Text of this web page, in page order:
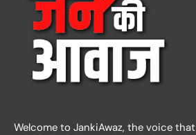
Welcome to JankiAwaz, the voice